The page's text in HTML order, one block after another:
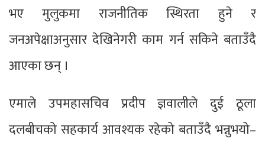
भए मुलुकमा राजनीतिक स्थिरता हुने र
जनअपेक्षाअनुसार देखिनेगरी काम गर्न सकिने बताउँदै
आएका छन् ।
एमाले उपमहासचिव प्रदीप ज्ञवालीले दुई ठूला
दलबीचको सहकार्य आवश्यक रहेको बताउँदै भन्नुभयो–